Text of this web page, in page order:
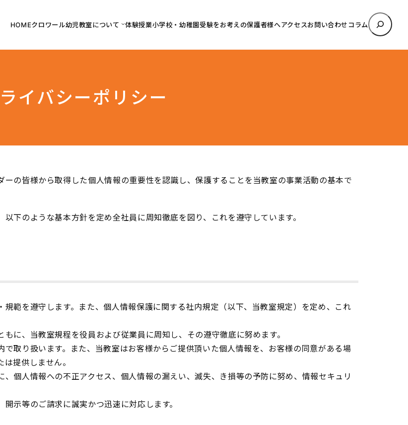
HOMEクロワール幼児教室について 体験授業小学校・幼稚園受験をお考えの保護者様へアクセスお問い合わせ コラム
検
索
イバシーポリシー
の皆様から取得した個人情報の重要性を認識し、保護することを当教室の事業活動の基本で
下のような基本方針を定め全社員に周知徹底を図り、これを遵守しています。
範を遵守します。また、個人情報保護に関する社内規定（以下、当教室規定）を定め、これ
に、当教室規程を役員および従業員に周知し、その遵守徹底に努めます。
取り扱います。また、当教室はお客様からご提供頂いた個人情報を、お客様の同意がある場
提供しません。
個人情報への不正アクセス、個人情報の漏えい、滅失、き損等の予防に努め、情報セキュリ
示等のご請求に誠実かつ迅速に対応します。